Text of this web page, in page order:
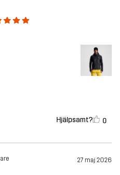
Hjälpsamt? 0
27 maj 2026